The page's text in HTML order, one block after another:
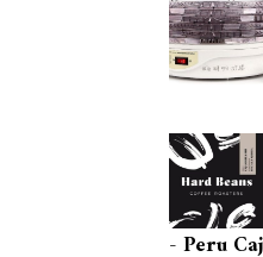
- Peru